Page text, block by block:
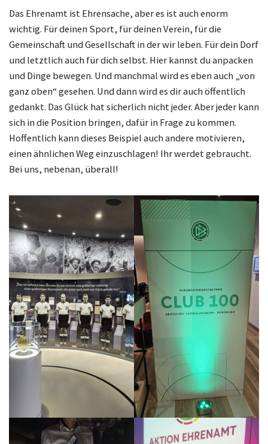
Das Ehrenamt ist Ehrensache, aber es ist auch enorm
wichtig. Für deinen Sport, für deinen Verein, für die
Gemeinschaft und Gesellschaft in der wir leben. Für dein Dorf
und letztlich auch für dich selbst. Hier kannst du anpacken
und Dinge bewegen. Und manchmal wird es eben auch „von
ganz oben“ gesehen. Und dann wird es dir auch öffentlich
gedankt. Das Glück hat sicherlich nicht jeder. Aber jeder kann
sich in die Position bringen, dafür in Frage zu kommen.
Hoffentlich kann dieses Beispiel auch andere motivieren,
einen ähnlichen Weg einzuschlagen! Ihr werdet gebraucht.
Bei uns, nebenan, überall!